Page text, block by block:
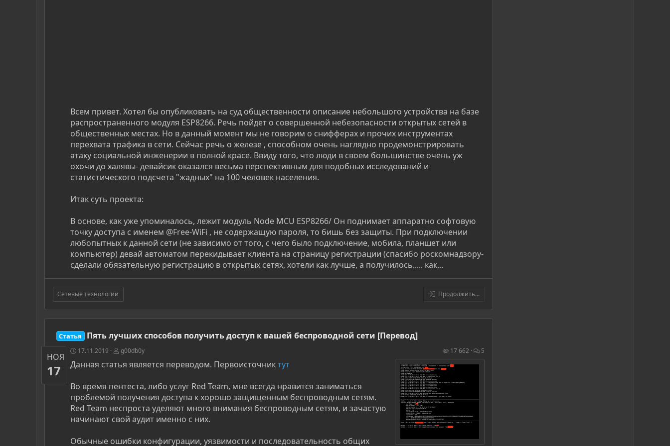
Всем привет. Хотел бы опубликовать на суд общественности описание небольшого устройства на базе
распространенного модуля ESP8266. Речь пойдет о совершенной небезопасности открытых сетей в
общественных местах. Но в данный момент мы не говорим о снифферах и прочих инструментах
перехвата трафика в сети. Сейчас речь о железе , способном очень наглядно продемонстрировать
атаку социальной инженерии в полной красе. Ввиду того, что люди в своем большинстве очень уж
охочи до халявы- девайсик оказался весьма перспективным для подобных исследований и
статистического подсчета "жадных" на 100 человек населения.
Итак суть проекта:
В основе, как уже упоминалось, лежит модуль Node MCU ESP8266/ Он поднимает аппаратно софтовую
точку доступа с именем @Free-WiFi , не содержащую пароля, то бишь без защиты. При подключении
любопытных к данной сети (не зависимо от того, с чего было подключение, мобила, планшет или
компьютер) девай автоматом перекидывает клиента на страницу регистрации (спасибо роскомнадзору-
сделали обязательную регистрацию в открытых сетях, хотели как лучше, а получилось..... как...
Сетевые технологии Продолжить...
Статья Пять лучших способов получить доступ к вашей беспроводной сети [Перевод]
НОЯ
17
17.11.2019 g00db0y 17 662 5
Данная статья является переводом. Первоисточниктут
Во время пентеста, либо услуг Red Team, мне всегда нравится заниматься
проблемой получения доступа к хорошо защищенным беспроводным сетям.
Red Team неспроста уделяют много внимания беспроводным сетям, и зачастую
начинают свой аудит именно с них.
Обычные ошибки конфигурации, уязвимости и последовательность общих